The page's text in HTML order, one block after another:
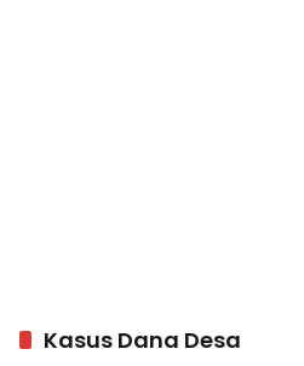
Kasus Dana Desa